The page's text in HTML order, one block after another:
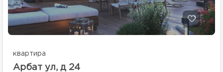
квартира
Арбат ул, д 24